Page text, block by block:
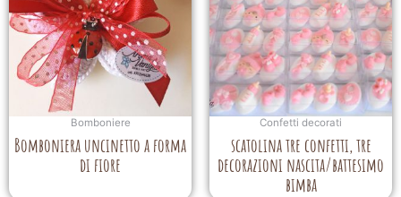
Bomboniere
Bomboniera uncinetto a forma
di fiore
Confetti decorati
scatolina tre confetti, tre
decorazioni nascita/battesimo
bimba